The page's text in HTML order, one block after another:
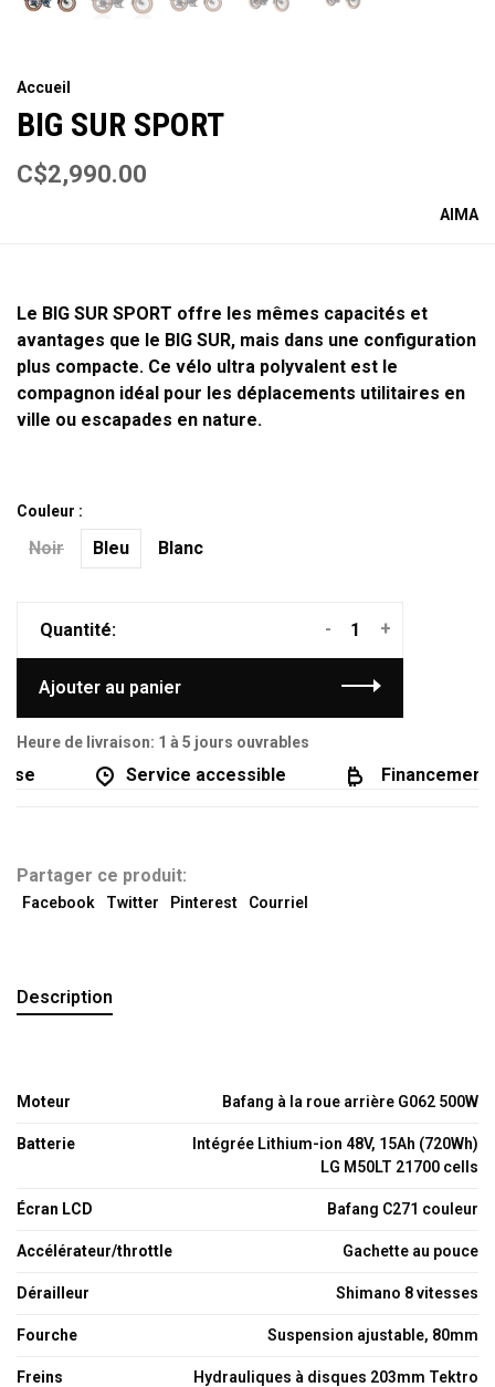
Accueil
BIG SUR SPORT
C$2,990.00
AIMA
Le BIG SUR SPORT offre les mêmes capacités et
avantages que le BIG SUR, mais dans une configuration
plus compacte. Ce vélo ultra polyvalent est le
compagnon idéal pour les déplacements utilitaires en
ville ou escapades en nature.
Couleur :
Noir Bleu Blanc
Quantité: +
-
Ajouter au panier
Heure de livraison: 1 à 5 jours ouvrables
Service accessible Financement
Partager ce produit:
Facebook Twitter Pinterest Courriel
Description
Moteur Bafang à la roue arrière G062 500W
Batterie
Intégrée Lithium-ion 48V, 15Ah (720Wh)
LG M50LT 21700 cells
Écran LCD Bafang C271 couleur
Accélérateur/throttle Gachette au pouce
Dérailleur Shimano 8 vitesses
Fourche Suspension ajustable, 80mm
Freins Hydrauliques à disques 203mm Tektro